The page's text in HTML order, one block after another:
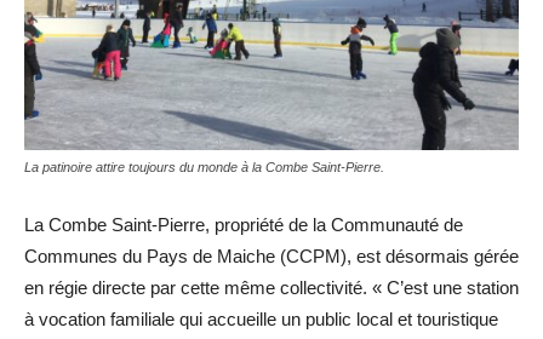
La patinoire attire toujours du monde à la Combe Saint-Pierre.
La Combe Saint-Pierre, propriété de la Communauté de
Communes du Pays de Maiche (CCPM), est désormais gérée
en régie directe par cette même collectivité. « C’est une station
à vocation familiale qui accueille un public local et touristique